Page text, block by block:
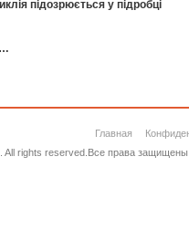
підозрюється у підробці
Главная
All rights reserved.Все права защищены.